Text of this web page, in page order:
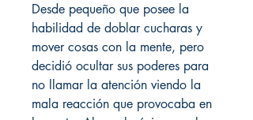
Desde pequeño que posee la
habilidad de doblar cucharas y
mover cosas con la mente, pero
decidió ocultar sus poderes para
no llamar la atención viendo la
mala reacción que provocaba en